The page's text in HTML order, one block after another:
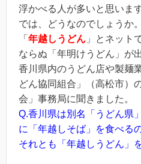
浮かべる人が多いと思いま
では、どうなのでしょうか。
「 年越しうどん 」とネット
ならぬ「年明けうどん」が
香川県内のうどん店や製麺
どん協同組合」（高松市）
会」事務局に聞きました。
Q.香川県は別名「うどん県
に「年越しそば」を食べる
それとも「年越しうどん」